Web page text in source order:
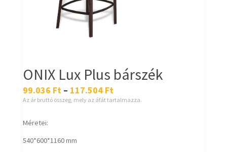
ONIX Lux Plus bárszék
99.036 Ft – 117.504 Ft
Az ár bruttó összeg, mely az áfát tartalmazza.
Méretei:
540*600*1160 mm